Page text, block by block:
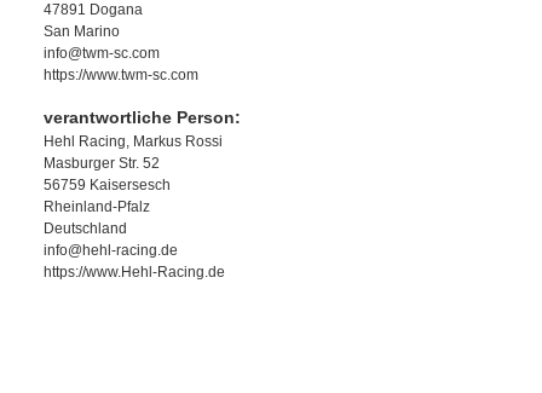
47891 Dogana
San Marino
info@twm-sc.com
https://www.twm-sc.com
verantwortliche Person:
Hehl Racing, Markus Rossi
Masburger Str. 52
56759 Kaisersesch
Rheinland-Pfalz
Deutschland
info@hehl-racing.de
https://www.Hehl-Racing.de